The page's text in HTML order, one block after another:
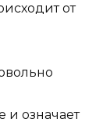
от
и означает